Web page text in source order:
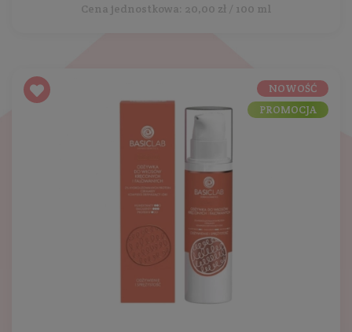
Cena jednostkowa: 20,00 zł / 100 ml
NOWOŚĆ
PROMOCJA